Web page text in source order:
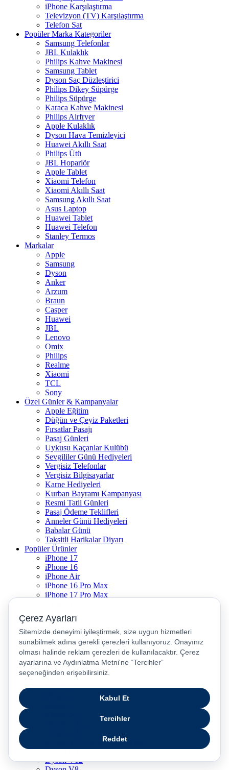
iPhone Karşılaştırma
Televizyon (TV) Karşılaştırma
Telefon Sat
Popüler Marka Kategoriler
Samsung Telefonlar
JBL Kulaklık
Philips Kahve Makinesi
Samsung Tablet
Dyson Saç Düzleştirici
Philips Dikey Süpürge
Philips Süpürge
Karaca Kahve Makinesi
Philips Airfryer
Apple Kulaklık
Dyson Hava Temizleyici
Huawei Akıllı Saat
Philips Ütü
JBL Hoparlör
Apple Tablet
Xiaomi Telefon
Xiaomi Akıllı Saat
Samsung Akıllı Saat
Asus Laptop
Huawei Tablet
Huawei Telefon
Stanley Termos
Markalar
Apple
Samsung
Dyson
Anker
Arzum
Braun
Casper
Huawei
JBL
Lenovo
Omix
Philips
Realme
Xiaomi
TCL
Sony
Özel Günler & Kampanyalar
Apple Eğitim
Düğün ve Çeyiz Paketleri
Fırsatlar Pasajı
Pasaj Günleri
Uykusu Kaçanlar Kulübü
Sevgililer Günü Hediyeleri
Vergisiz Telefonlar
Vergisiz Bilgisayarlar
Karne Hediyeleri
Kurban Bayramı Kampanyası
Resmi Tatil Günleri
Pasaj Ödeme Teklifleri
Anneler Günü Hediyeleri
Babalar Günü
Taksitli Harikalar Diyarı
Popüler Ürünler
iPhone 17
iPhone 16
iPhone Air
iPhone 16 Pro Max
iPhone 17 Pro Max
iPhone 15
iPhone 15 Plus
iPhone 15 Pro
iPhone 15 Pro Max
iPhone 14
iPhone 14 Plus
iPhone 14 Pro
iPhone 14 Pro Max
iPhone 13
Dyson V15 Detect Submarine
Dyson Airstrait
Dyson V12